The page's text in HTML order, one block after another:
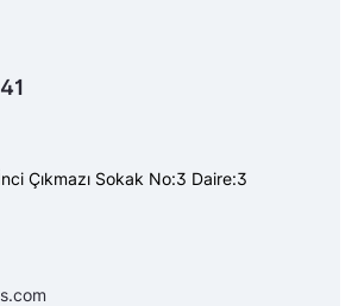
Çıkmazı Sokak No:3 Daire:3